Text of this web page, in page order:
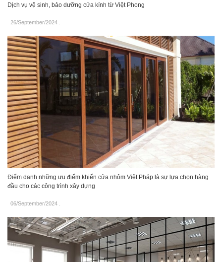
Dịch vụ vệ sinh, bảo dưỡng cửa kính từ Việt Phong
26/September/2024
Điểm danh những ưu điểm khiến cửa nhôm Việt Pháp là sự lựa chọn hàng
đầu cho các công trình xây dựng
06/September/2024